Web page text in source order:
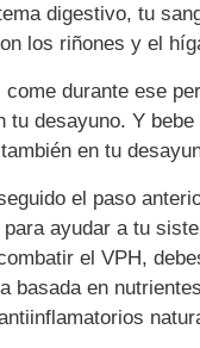
digestivo, tu
los riñones y el
durante ese
tu desayuno. Y
en tu
el paso
ayudar a tu
el VPH,
basada en nutrientes